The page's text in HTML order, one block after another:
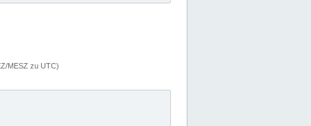
MESZ zu UTC)